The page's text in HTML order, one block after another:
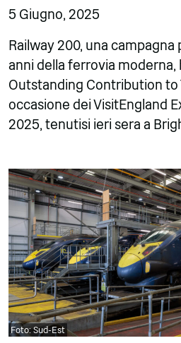
5 Giugno, 2025
Railway 200, una
anni della ferrovia moderna,
Outstanding Contribution to
occasione dei VisitEngland
2025, tenutisi ieri sera a
Foto: Sud-Est